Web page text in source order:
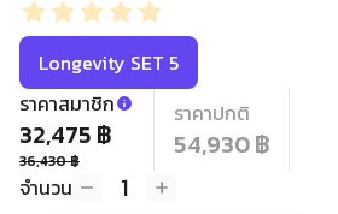
Longevity SET 5
ราคาสมาชิก
32,475 ฿
36,430 ฿
ราคาปกติ
54,930 ฿
จำนวน 1